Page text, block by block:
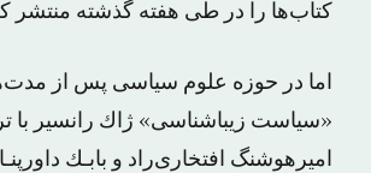
کتاب‌ها را در طی هفته گذشته منتشر
اما در حوزه علوم سیاسی پس از
«ﺳﻴﺎﺳﺖ ﺯﻳﺒﺎﺷﻨﺎسی» ﮊﺍﻙ ﺭﺍﻧﺴﻴﺮ با
ﺍﻣﻴﺮﻫﻮﺷﻨﮓ ﺍﻓﺘﺨﺎﺭیﺭﺍﺩ و ﺑﺎﺑـﻚ